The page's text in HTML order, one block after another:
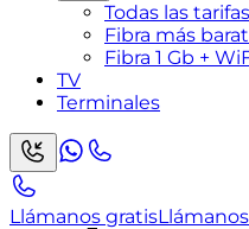
Todas las
Fibra más
Fibra 1 Gb +
TV
Terminales
Llámanos gratis